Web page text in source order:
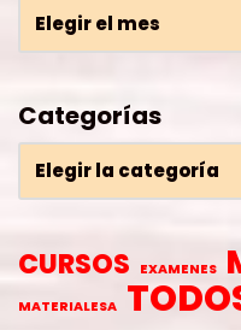
Categorías
CURSOS EXAMENES
MATERIALESA